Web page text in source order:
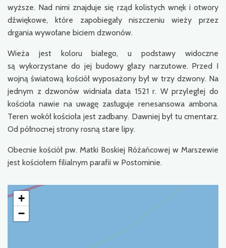
wyższe. Nad nimi znajduje się rząd kolistych wnęk i otwory
dźwiękowe, które zapobiegały niszczeniu wieży przez
drgania wywołane biciem dzwonów.
Wieża jest koloru białego, u podstawy widoczne
są wykorzystane do jej budowy głazy narzutowe. Przed I
wojną światową kościół wyposażony był w trzy dzwony. Na
jednym z dzwonów widniała data 1521 r. W przyległej do
kościoła nawie na uwagę zasługuje renesansowa ambona.
Teren wokół kościoła jest zadbany. Dawniej był tu cmentarz.
Od północnej strony rosną stare lipy.
Obecnie kościół pw. Matki Boskiej Różańcowej w Marszewie
jest kościołem filialnym parafii w Postominie.
+
−